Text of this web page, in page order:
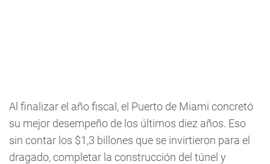
Al finalizar el año fiscal, el Puerto de Miami concretó
su mejor desempeño de los últimos diez años. Eso
sin contar los $1,3 billones que se invirtieron para el
dragado, completar la construcción del túnel y